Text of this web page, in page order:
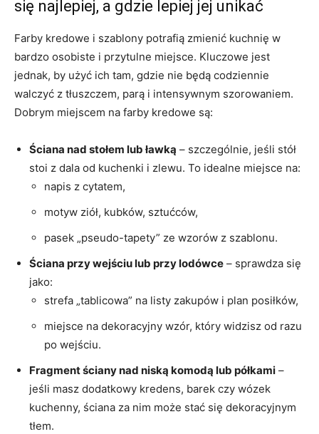
się najlepiej, a gdzie lepiej jej unikać
Farby kredowe i szablony potrafią zmienić kuchnię w
bardzo osobiste i przytulne miejsce. Kluczowe jest
jednak, by użyć ich tam, gdzie nie będą codziennie
walczyć z tłuszczem, parą i intensywnym szorowaniem.
Dobrym miejscem na farby kredowe są:
Ściana nad stołem lub ławką – szczególnie, jeśli stół
stoi z dala od kuchenki i zlewu. To idealne miejsce na:
napis z cytatem,
motyw ziół, kubków, sztućców,
pasek „pseudo-tapety” ze wzorów z szablonu.
Ściana przy wejściu lub przy lodówce – sprawdza się
jako:
strefa „tablicowa” na listy zakupów i plan posiłków,
miejsce na dekoracyjny wzór, który widzisz od razu
po wejściu.
Fragment ściany nad niską komodą lub półkami –
jeśli masz dodatkowy kredens, barek czy wózek
kuchenny, ściana za nim może stać się dekoracyjnym
tłem.